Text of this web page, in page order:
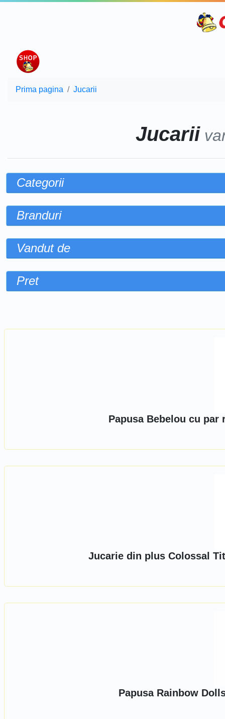
Prima pagina Jucarii
Jucarii
Categorii
Branduri
Vandut de
Pret
Papusa Bebelou cu par
Jucarie din plus Colossal
Papusa Rainbow